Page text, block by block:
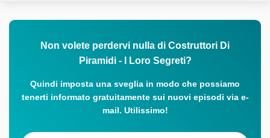
Non volete perdervi nulla di Costruttori Di
Piramidi - I Loro Segreti?
Quindi imposta una sveglia in modo che possiamo
tenerti informato gratuitamente sui nuovi episodi via e-
mail. Utilissimo!